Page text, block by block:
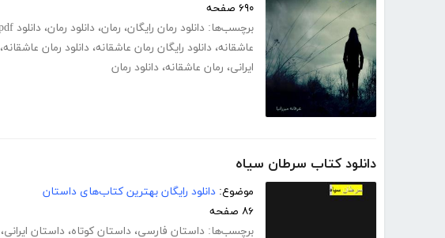
۶۹۰ صفحه
برچسب‌ها: دانلود رمان رایگان، رمان، دانلود رمان، دانلود pdf رمان
عاشقانه، دانلود رایگان رمان عاشقانه، دانلود رمان عاشقانه،
ایرانی، رمان عاشقانه، دانلود رمان
دانلود کتاب سرطان سیاه
موضوع: دانلود رایگان بهترین کتاب‌های داستان
۸۶ صفحه
برچسب‌ها: داستان فارسی، داستان کوتاه، داستان ایرانی،